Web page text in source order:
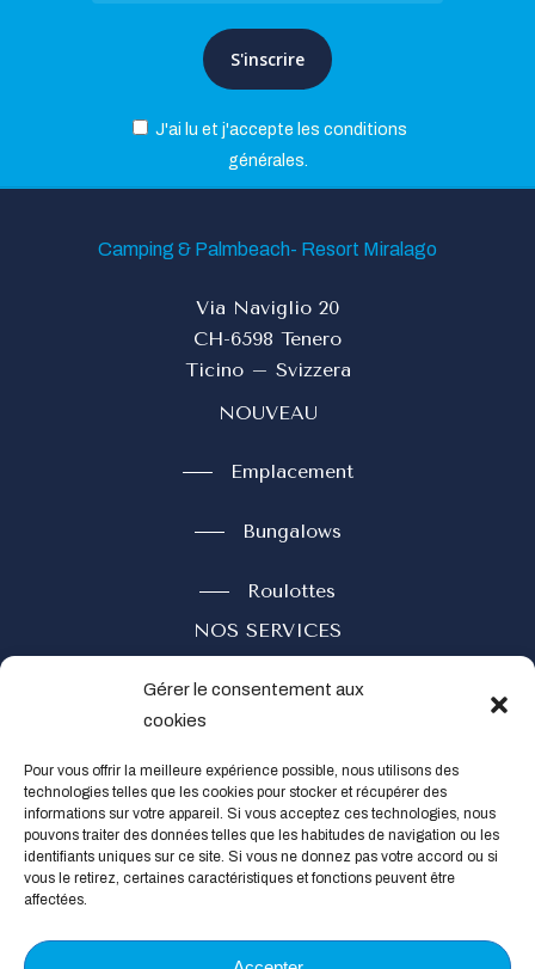
Gérer le consentement aux
cookies
Pour vous offrir la meilleure expérience possible, nous utilisons des
technologies telles que les cookies pour stocker et récupérer des
informations sur votre appareil. Si vous acceptez ces technologies, nous
pouvons traiter des données telles que les habitudes de navigation ou les
identifiants uniques sur ce site. Si vous ne donnez pas votre accord ou si
vous le retirez, certaines caractéristiques et fonctions peuvent être
affectées.
J'ai lu et j'accepte les conditions
générales.
Camping & Palmbeach- Resort Miralago
Via Naviglio 20
CH-6598 Tenero
Ticino – Svizzera
NOUVEAU
Emplacement
Bungalows
Roulottes
NOS SERVICES
Restaurant
Contact
Social